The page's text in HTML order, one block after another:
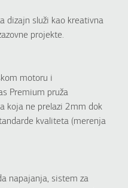
dizajn služi kao kreativna
projekte.
motoru i
Premium pruža
koja ne prelazi 2mm dok
kvaliteta (merenja
napajanja, sistem za